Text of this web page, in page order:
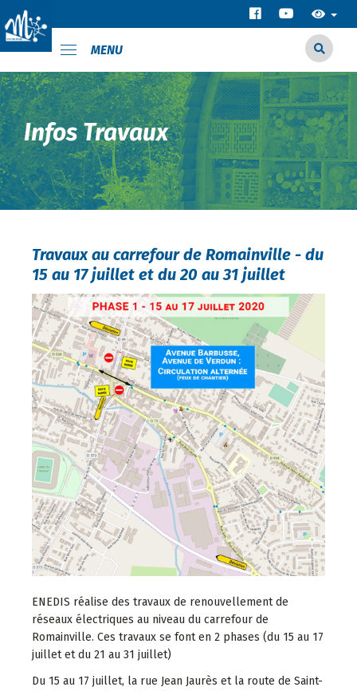
MENU
Infos Travaux
Travaux au carrefour de Romainville - du
15 au 17 juillet et du 20 au 31 juillet
ENEDIS réalise des travaux de renouvellement de
réseaux électriques au niveau du carrefour de
Romainville. Ces travaux se font en 2 phases (du 15 au 17
juillet et du 21 au 31 juillet)
Du 15 au 17 juillet, la rue Jean Jaurès et la route de Saint-